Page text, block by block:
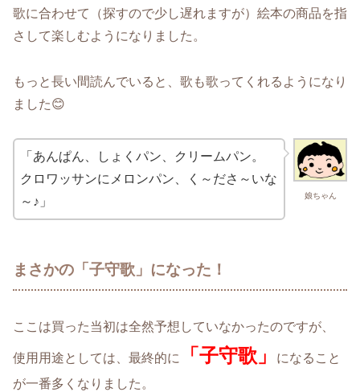
歌に合わせて（探すので少し遅れますが）絵本の商品を指
さして楽しむようになりました。
もっと長い間読んでいると、歌も歌ってくれるようになり
ました😊
娘ちゃん
「あんぱん、しょくパン、クリームパン。
クロワッサンにメロンパン、く～ださ～いな
～♪」
まさかの「子守歌」になった！
ここは買った当初は全然予想していなかったのですが、
使用用途としては、最終的に 「子守歌」
になること
が一番多くなりました。